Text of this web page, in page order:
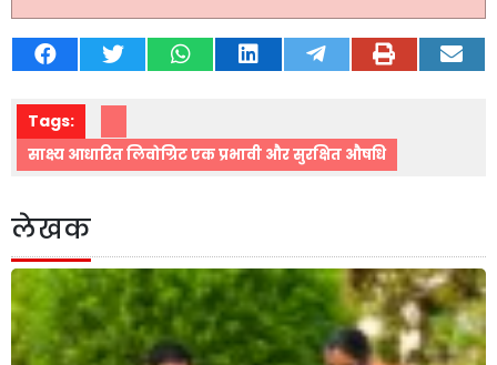
Tags:
साक्ष्य आधारित लिवोग्रिट एक प्रभावी और सुरक्षित औषधि
लेखक